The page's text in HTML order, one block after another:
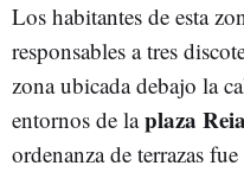
Los habitantes de esta
responsables a tres
zona ubicada debajo la
entornos de laplaza
ordenanza de terrazas